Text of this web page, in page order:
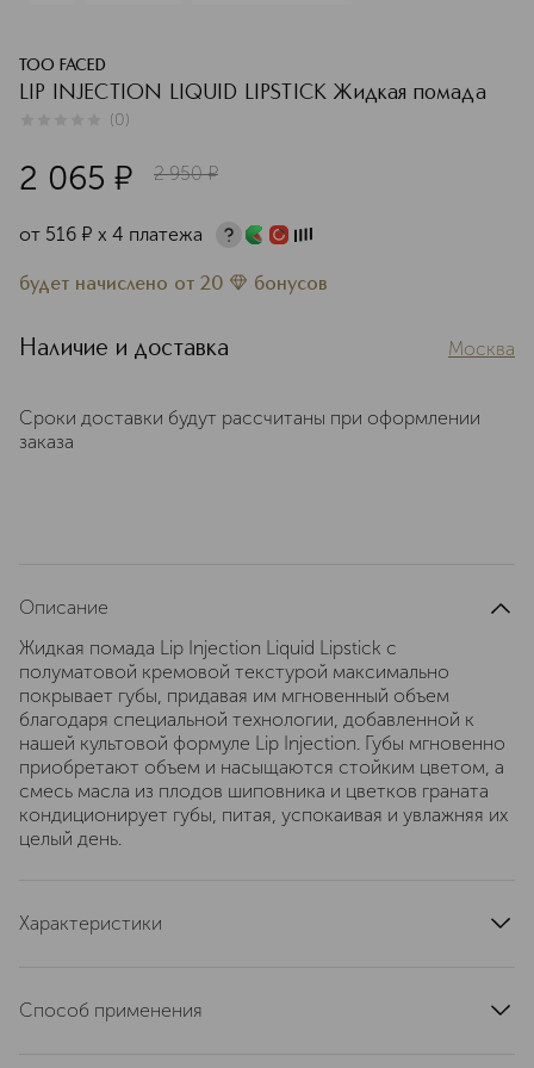
TOO FACED
LIP INJECTION LIQUID LIPSTICK Жидкая помада
(0)
2 065 ¤ 2 950 ¤
от 516 ¤ х 4 платежа
будет начислено от 20 бонусов
Наличие и доставка Москва
Сроки доставки будут рассчитаны при оформлении
заказа
Описание
Жидкая помада Lip Injection Liquid Lipstick с
полуматовой кремовой текстурой максимально
покрывает губы, придавая им мгновенный объем
благодаря специальной технологии, добавленной к
нашей культовой формуле Lip Injection. Губы мгновенно
приобретают объем и насыщаются стойким цветом, а
смесь масла из плодов шиповника и цветков граната
кондиционирует губы, питая, успокаивая и увлажняя их
целый день.
Характеристики
артикул
Способ применения